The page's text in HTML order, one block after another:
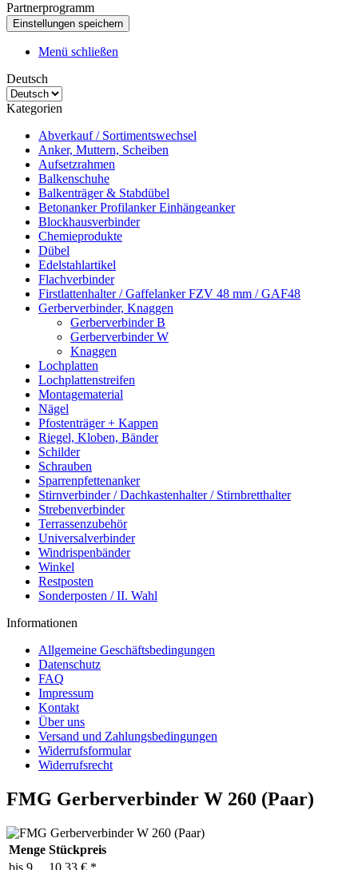
Partnerprogramm
Menü schließen
Deutsch
Kategorien
Abverkauf / Sortimentswechsel
Anker, Muttern, Scheiben
Aufsetzrahmen
Balkenschuhe
Balkenträger & Stabdübel
Betonanker Profilanker Einhängeanker
Blockhausverbinder
Chemieprodukte
Dübel
Edelstahlartikel
Flachverbinder
Firstlattenhalter / Gaffelanker FZV 48 mm / GAF48
Gerberverbinder, Knaggen
Gerberverbinder B
Gerberverbinder W
Knaggen
Lochplatten
Lochplattenstreifen
Montagematerial
Nägel
Pfostenträger + Kappen
Riegel, Kloben, Bänder
Schilder
Schrauben
Sparrenpfettenanker
Stirnverbinder / Dachkastenhalter / Stirnbretthalter
Strebenverbinder
Terrassenzubehör
Universalverbinder
Windrispenbänder
Winkel
Restposten
Sonderposten / II. Wahl
Informationen
Allgemeine Geschäftsbedingungen
Datenschutz
FAQ
Impressum
Kontakt
Über uns
Versand und Zahlungsbedingungen
Widerrufsformular
Widerrufsrecht
FMG Gerberverbinder W 260 (Paar)
Menge Stückpreis
bis 9 10,33 € *